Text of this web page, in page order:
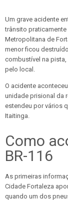
Um grave acidente
trânsito praticamente
Metropolitana de
menor ficou
combustível na
pelo local.
O acidente
unidade prisional da
estendeu por vários
Itaitinga.
Como
BR-116
As primeiras
Cidade Fortaleza
quando um dos